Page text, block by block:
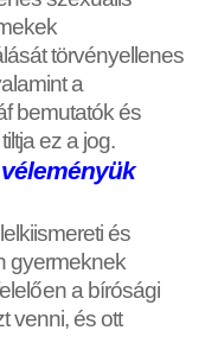
törvényellenes
a
bemutatók és
ez a jog.
lelkiismereti és
gyermeknek
ően a bírósági
venni, és ott